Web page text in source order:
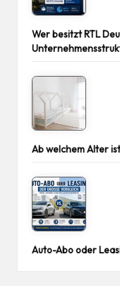
Wer besitzt RTL
Ab welchem Alter
Auto-Abo oder